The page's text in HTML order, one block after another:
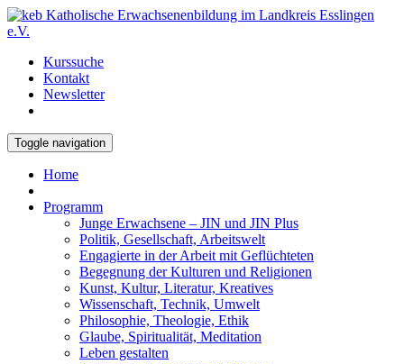
Kurssuche
Kontakt
Newsletter
Toggle navigation
Home
Programm
Junge Erwachsene – JIN und JIN Plus
Politik, Gesellschaft, Arbeitswelt
Engagierte in der Arbeit mit Geflüchteten
Begegnung der Kulturen und Religionen
Kunst, Kultur, Literatur, Kreatives
Wissenschaft, Technik, Umwelt
Philosophie, Theologie, Ethik
Glaube, Spiritualität, Meditation
Leben gestalten